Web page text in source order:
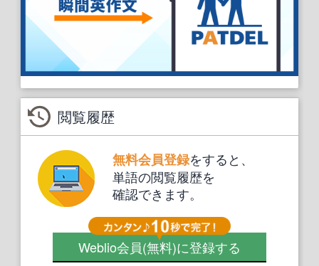
閲覧履歴
無料会員登録をすると、
単語の閲覧履歴を
確認できます。
Weblio会員(無料)に登録する